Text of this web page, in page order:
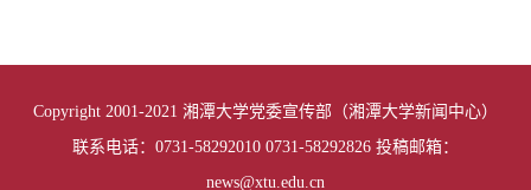
Copyright 2001-2021 湘潭大学党委宣传部（湘潭大学新闻中心）
联系电话：0731-58292010 0731-58292826 投稿邮箱：
news@xtu.edu.cn